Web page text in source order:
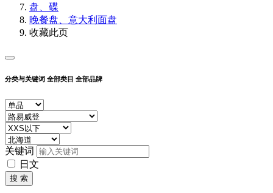
盘、碟
晚餐盘、意大利面盘
收藏此页
分类与关键词 全部类目 全部品牌
关键词
日文
搜 索